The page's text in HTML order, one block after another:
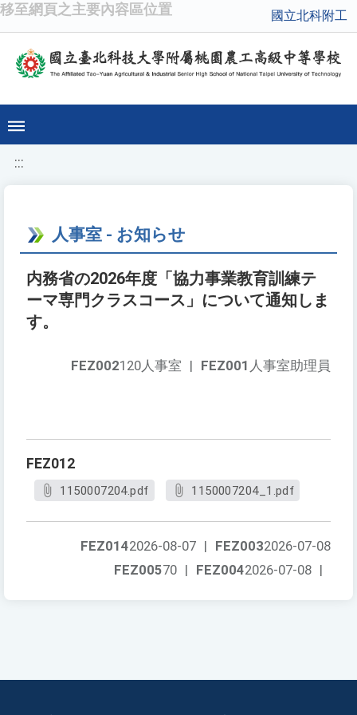
移至網頁之主要內容區位置 國立北科附工
:::
人事室 - お知らせ
内務省の2026年度「協力事業教育訓練テ
ーマ専門クラスコース」について通知しま
す。
FEZ001 人事室助理員
FEZ002120人事室 |
FEZ012
1150007204.pdf 1150007204_1.pdf
FEZ0032026-07-08
FEZ0142026-08-07 |
FEZ0042026-07-08 |
FEZ00570 |